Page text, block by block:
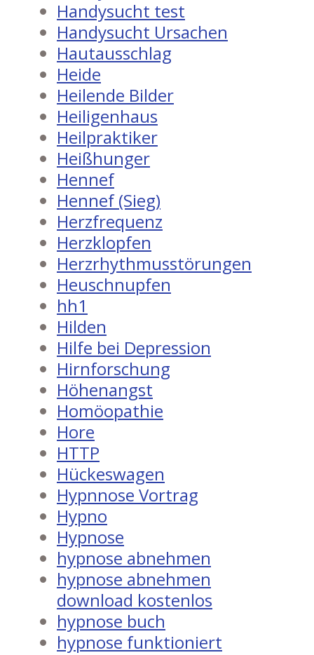
Handysucht test
Handysucht Ursachen
Hautausschlag
Heide
Heilende Bilder
Heiligenhaus
Heilpraktiker
Heißhunger
Hennef
Hennef (Sieg)
Herzfrequenz
Herzklopfen
Herzrhythmusstörungen
Heuschnupfen
hh1
Hilden
Hilfe bei Depression
Hirnforschung
Höhenangst
Homöopathie
Hore
HTTP
Hückeswagen
Hypnnose Vortrag
Hypno
Hypnose
hypnose abnehmen
hypnose abnehmen
download kostenlos
hypnose buch
hypnose funktioniert